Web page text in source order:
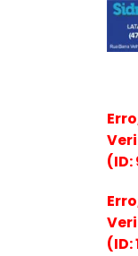
(ID:
(ID: